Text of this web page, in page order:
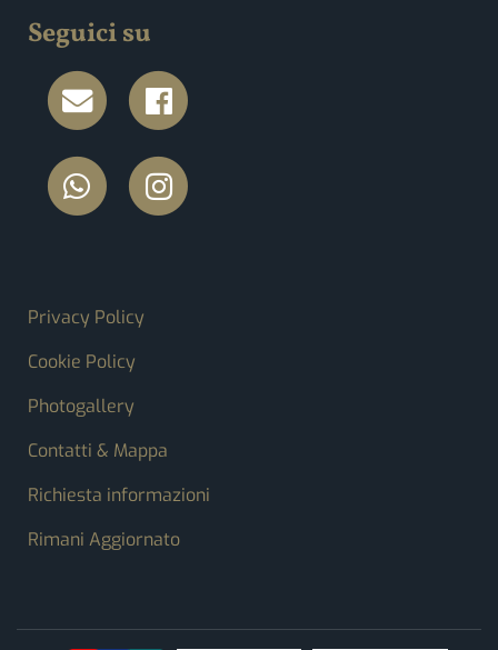
Seguici su
FOOTER MENU
Privacy Policy
Cookie Policy
Photogallery
Contatti & Mappa
Richiesta informazioni
Rimani Aggiornato